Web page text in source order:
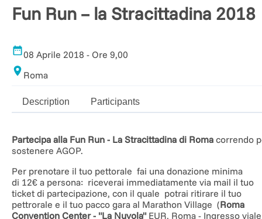
Fun Run – la Stracittadina 2018
08 Aprile 2018 - Ore 9,00
Roma
Description Participants
Partecipa alla Fun Run - La Stracittadina di Roma correndo
sostenere AGOP.
Per prenotare il tuo pettorale fai una donazione minima
di 12€ a persona: riceverai immediatamente via mail il tuo
ticket di partecipazione, con il quale potrai ritirare il tuo
pettrorale e il tuo pacco gara al Marathon Village (Roma
Convention Center - "La Nuvola" EUR, Roma - Ingresso viale